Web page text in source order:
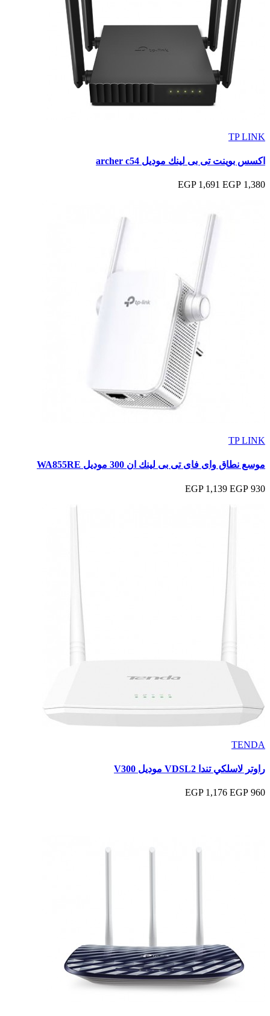
TP LINK
اكسس بوينت تى بى لينك موديل archer c54
1,380 EGP
1,691 EGP
TP LINK
موسع نطاق واى فاى تى بى لينك ان 300 موديل WA855RE
930 EGP
1,139 EGP
TENDA
راوتر لاسلكي تندا VDSL2 موديل V300
960 EGP
1,176 EGP